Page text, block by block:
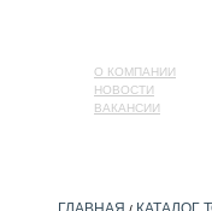
О КОМПАНИИ
НОВОСТИ
ВАКАНСИИ